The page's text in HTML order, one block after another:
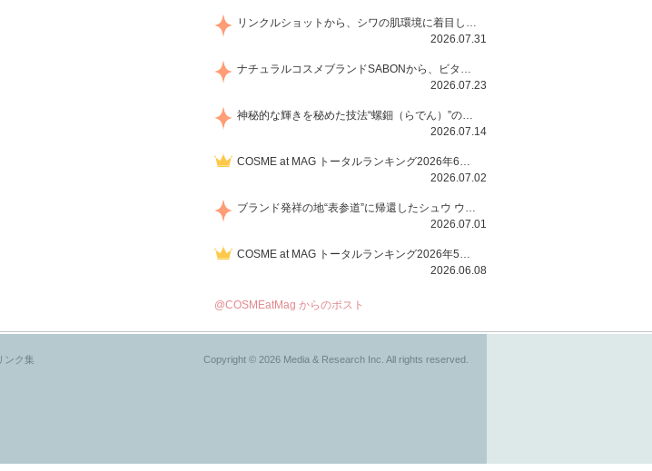
リンクルショットから、シワの肌環境に着目した初のローションとナイトクリームが登場！デイリーケアで、シワ特有の肌環境を改善し、シワが目立たない肌へと導きます。
2026.07.31
ナチュラルコスメブランドSABONから、ビタミンC配合のビタミンスムージーマスク「ラディアンスマスク」と、ペパーミントにオーガニックハーブを凝縮したジェルの涼感トリートメント美容液「スカルプセラム リフレッシング」が登場！日々のデイリーケアで、過酷な猛暑で疲れた肌や頭皮をサポート、心地よくリフレッシュし、優しく肌を整えます。
2026.07.23
神秘的な輝きを秘めた技法“螺鈿（らでん）”の多彩で多様な煌めきに着想を得たSUQQUの2026 秋 カラーコレクションから登場するのは、艶然と輝くアイシャドウや偏光パールを配したフェイスカラー、繊細なパールの煌めくネイル、そしてそれらを際立てる“朧げな艶”を秘めた新リクイドリップ「ブラー リクイド リップ」。強さを秘めたまろやかな洗練の表情に。
2026.07.14
COSME at MAG トータルランキング2026年6月号
2026.07.02
ブランド発祥の地“表参道”に帰還したシュウ ウエムラから、“骨格美“を叶えるクレヨンタイプのフェイスカラー「スカルプト クレヨン」と、ブランド初のリノベーションで進化した名品アイブロウ「ハード フォーミュラ ハード 10」が登場！
2026.07.01
COSME at MAG トータルランキング2026年5月号
2026.06.08
@COSMEatMag からのポスト
ンク集 Copyright © 2026 Media & Research Inc. All rights reserved.